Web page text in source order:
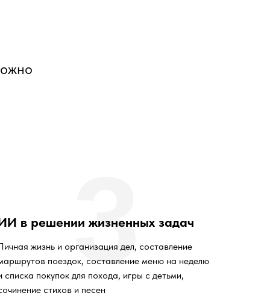
в решении жизненных задач
жизнь и организация дел, составление
поездок, составление меню на неделю
списка покупок для похода, игры с детьми,
стихов и песен
3